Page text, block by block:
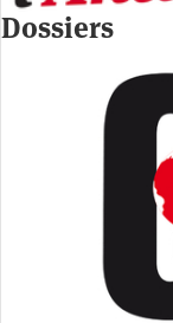
Dossiers